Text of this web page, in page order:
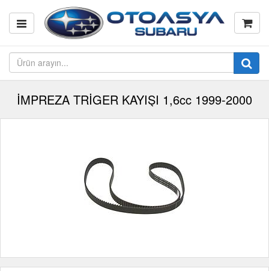
İMPREZA TRİGER KAYIŞI 1,6cc 1999-2000